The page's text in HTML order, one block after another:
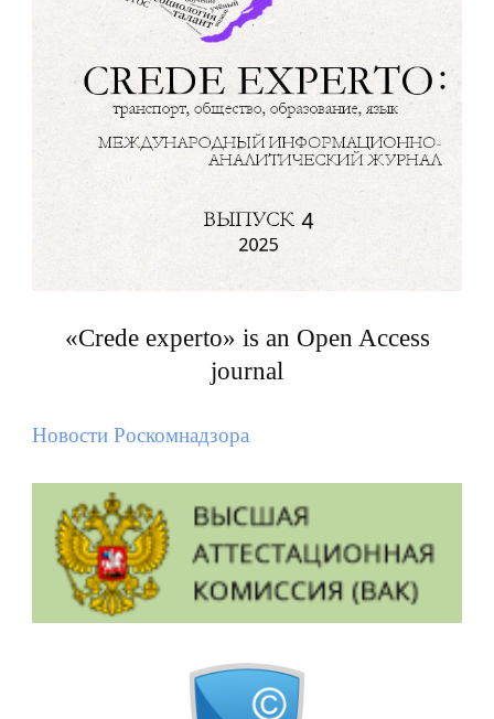
«Crede experto» is an Open Access
journal
Новости Роскомнадзора